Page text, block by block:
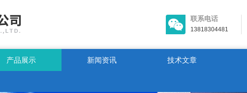
联系电话
13818304481
产品展示 新闻资讯 技术文章